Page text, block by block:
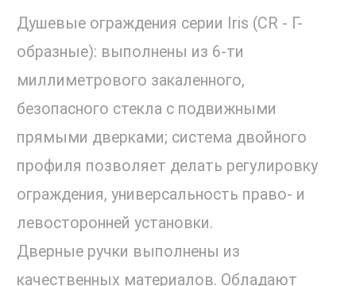
Душевые ограждения серии Iris (СR - Г-
образные): выполнены из 6-ти
миллиметрового закаленного,
безопасного стекла с подвижными
прямыми дверками; система двойного
профиля позволяет делать регулировку
ограждения, универсальность право- и
левосторонней установки.
Дверные ручки выполнены из
качественных материалов. Обладают